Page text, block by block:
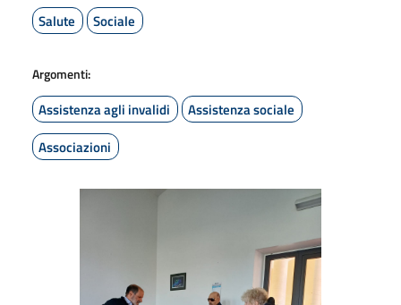
Salute Sociale
Argomenti:
Assistenza agli invalidi
Assistenza sociale
Associazioni